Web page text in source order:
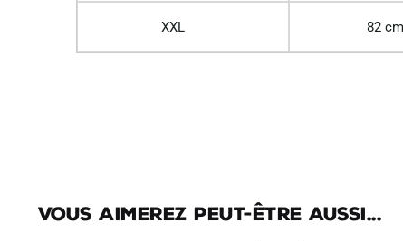
XXL 82 cm
Vous aimerez peut-être aussi...